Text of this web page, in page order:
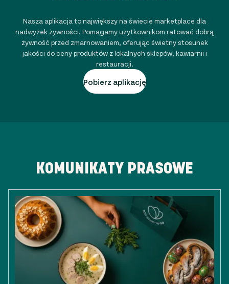
Nasza aplikacja to największy na świecie marketplace dla
nadwyżek żywności. Pomagamy użytkownikom ratować dobrą
żywność przed zmarnowaniem, oferując świetny stosunek
jakości do ceny produktów z lokalnych sklepów, kawiarnii i
restauracji.
Pobierz aplikację
KOMUNIKATY PRASOWE